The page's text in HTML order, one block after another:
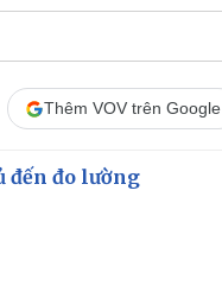
Thêm VOV trên Google
đến đo lường